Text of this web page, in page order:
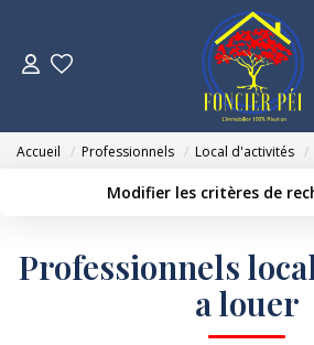
VENTES
NOUS
Accueil Professionnels Local d'activités
Modifier les critères de
Surface min Budget
Professionnels
a louer